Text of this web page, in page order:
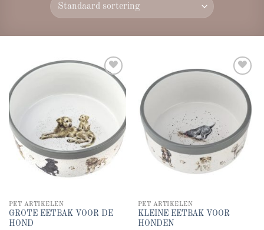
Add to
PET ARTIKELEN
GROTE EETBAK VOOR DE
HOND
Add to
wishlist
PET ARTIKELEN
KLEINE EETBAK VOOR
HONDEN